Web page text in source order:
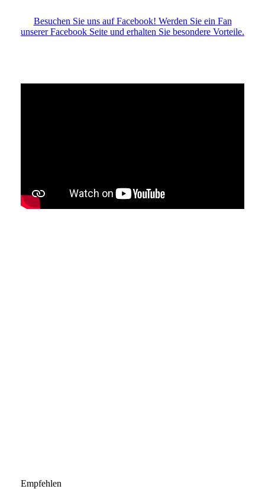
Besuchen Sie uns auf Facebook! Werden Sie ein Fan
unserer Facebook Seite und erhalten Sie besondere Vorteile.
Empfehlen